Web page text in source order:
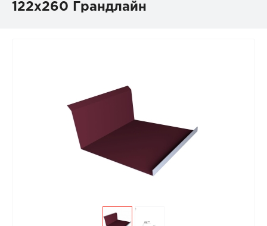
122х260 Грандлайн